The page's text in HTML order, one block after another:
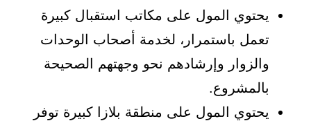
يحتوي المول على مكاتب استقبال كبيرة
تعمل باستمرار، لخدمة أصحاب الوحدات
والزوار وإرشادهم نحو وجهتهم الصحيحة
بالمشروع.
يحتوي المول على منطقة بلازا كبيرة توفر